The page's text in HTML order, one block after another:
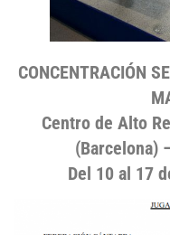
CONCENTRACIÓN
Centro de Alto
(Barcelona)
Del 10 al 17